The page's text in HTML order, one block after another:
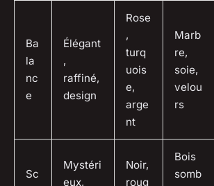
Ba
la
nc
e
Élégant
,
raffiné,
design
Rose
,
turq
uois
e,
arge
nt
Marb
re,
soie,
velou
rs
Sc
Mystéri
eux,
Noir,
roug
Bois
somb